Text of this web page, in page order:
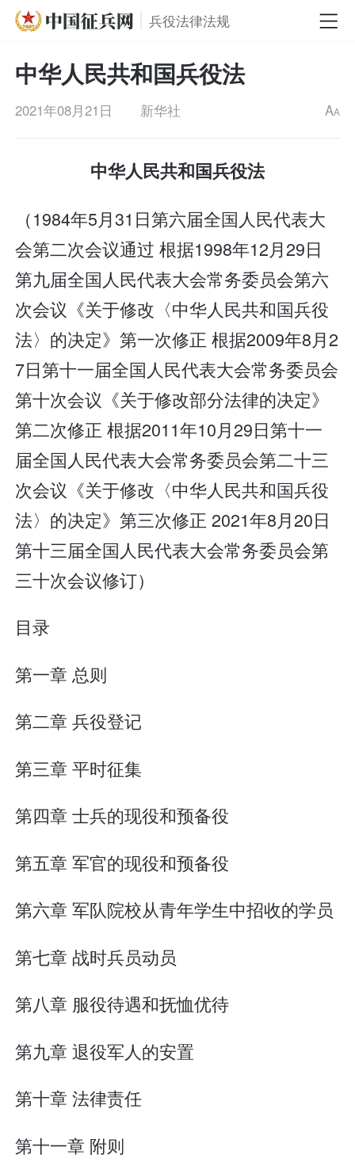
兵役法律法规
中华人民共和国兵役法
2021年08月21日 新华社 AA
中华人民共和国兵役法
（1984年5月31日第六届全国人民代表大
会第二次会议通过 根据1998年12月29日
第九届全国人民代表大会常务委员会第六
次会议《关于修改〈中华人民共和国兵役
法〉的决定》第一次修正 根据2009年8月2
7日第十一届全国人民代表大会常务委员会
第十次会议《关于修改部分法律的决定》
第二次修正 根据2011年10月29日第十一
届全国人民代表大会常务委员会第二十三
次会议《关于修改〈中华人民共和国兵役
法〉的决定》第三次修正 2021年8月20日
第十三届全国人民代表大会常务委员会第
三十次会议修订）
目录
第一章 总则
第二章 兵役登记
第三章 平时征集
第四章 士兵的现役和预备役
第五章 军官的现役和预备役
第六章 军队院校从青年学生中招收的学员
第七章 战时兵员动员
第八章 服役待遇和抚恤优待
第九章 退役军人的安置
第十章 法律责任
第十一章 附则